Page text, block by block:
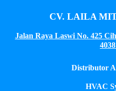
CV. LAILA
Jalan Raya Laswi No. 425
Distributor
HVAC